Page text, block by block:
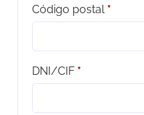
Código postal *
DNI/CIF *